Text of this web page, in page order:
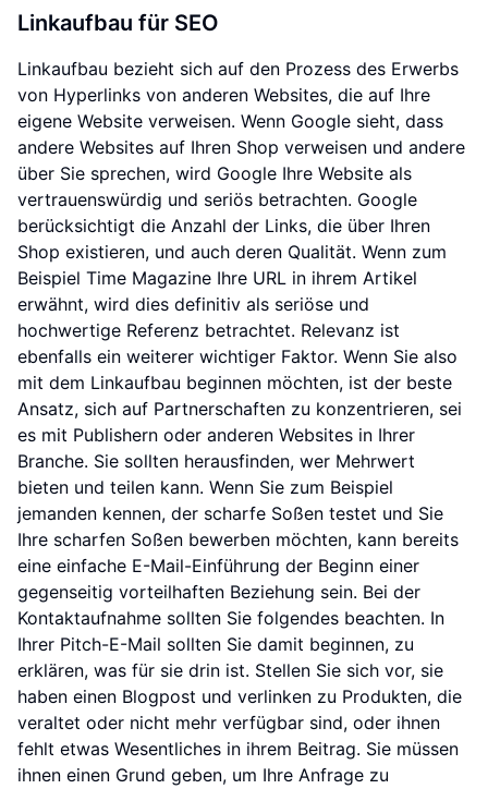
Linkaufbau für SEO
Linkaufbau bezieht sich auf den Prozess des Erwerbs
von Hyperlinks von anderen Websites, die auf Ihre
eigene Website verweisen. Wenn Google sieht, dass
andere Websites auf Ihren Shop verweisen und andere
über Sie sprechen, wird Google Ihre Website als
vertrauenswürdig und seriös betrachten. Google
berücksichtigt die Anzahl der Links, die über Ihren
Shop existieren, und auch deren Qualität. Wenn zum
Beispiel Time Magazine Ihre URL in ihrem Artikel
erwähnt, wird dies definitiv als seriöse und
hochwertige Referenz betrachtet. Relevanz ist
ebenfalls ein weiterer wichtiger Faktor. Wenn Sie also
mit dem Linkaufbau beginnen möchten, ist der beste
Ansatz, sich auf Partnerschaften zu konzentrieren, sei
es mit Publishern oder anderen Websites in Ihrer
Branche. Sie sollten herausfinden, wer Mehrwert
bieten und teilen kann. Wenn Sie zum Beispiel
jemanden kennen, der scharfe Soßen testet und Sie
Ihre scharfen Soßen bewerben möchten, kann bereits
eine einfache E-Mail-Einführung der Beginn einer
gegenseitig vorteilhaften Beziehung sein. Bei der
Kontaktaufnahme sollten Sie folgendes beachten. In
Ihrer Pitch-E-Mail sollten Sie damit beginnen, zu
erklären, was für sie drin ist. Stellen Sie sich vor, sie
haben einen Blogpost und verlinken zu Produkten, die
veraltet oder nicht mehr verfügbar sind, oder ihnen
fehlt etwas Wesentliches in ihrem Beitrag. Sie müssen
ihnen einen Grund geben, um Ihre Anfrage zu